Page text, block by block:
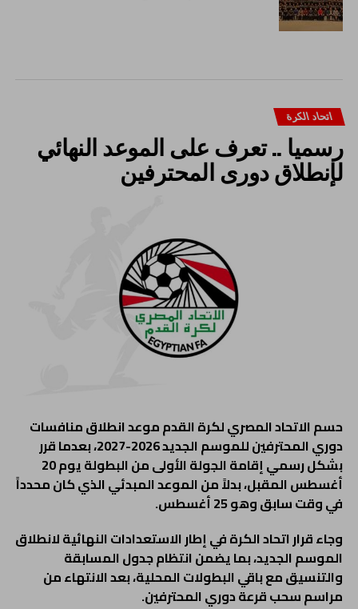
اتحاد الكرة
رسميا .. تعرف على الموعد النهائي
لإنطلاق دورى المحترفين
حسم الاتحاد المصري لكرة القدم موعد انطلاق منافسات
دوري المحترفين للموسم الجديد 2026-2027، بعدما قرر
بشكل رسمي إقامة الجولة الأولى من البطولة يوم20
أغسطس المقبل، بدلاً من الموعد المبدئي الذي كان محدداً
في وقت سابق وهو 25 أغسطس
.
وجاء قرار اتحاد الكرة في إطار الاستعدادات النهائية لانطلاق
الموسم الجديد، بما يضمن انتظام جدول المسابقة
والتنسيق مع باقي البطولات المحلية، بعد الانتهاء من
مراسم سحب قرعة دوري المحترفين.